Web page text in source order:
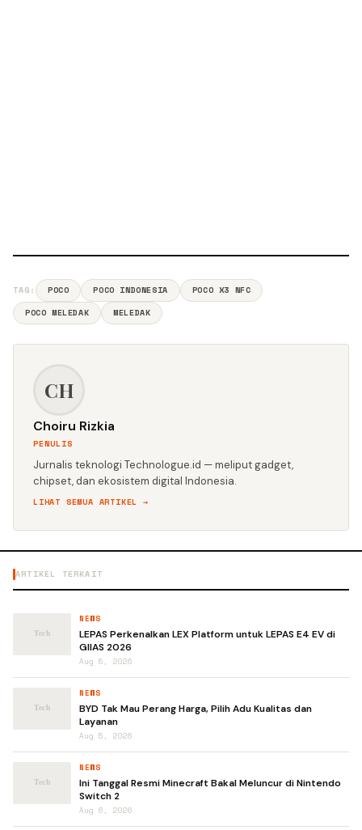
TAG: POCO POCO INDONESIA
POCO X3 NFC
POCO MELEDAK
MELEDAK
CH
Choiru Rizkia
PENULIS
Jurnalis teknologi Technologue.id — meliput gadget,
chipset, dan ekosistem digital Indonesia.
LIHAT SEMUA ARTIKEL →
ARTIKEL TERKAIT
NEWS
LEPAS Perkenalkan LEX Platform untuk LEPAS E4 EV di
GIIAS 2026
Aug 5, 2026
NEWS
BYD Tak Mau Perang Harga, Pilih Adu Kualitas dan
Layanan
Aug 5, 2026
NEWS
Ini Tanggal Resmi Minecraft Bakal Meluncur di Nintendo
Switch 2
Aug 6, 2026